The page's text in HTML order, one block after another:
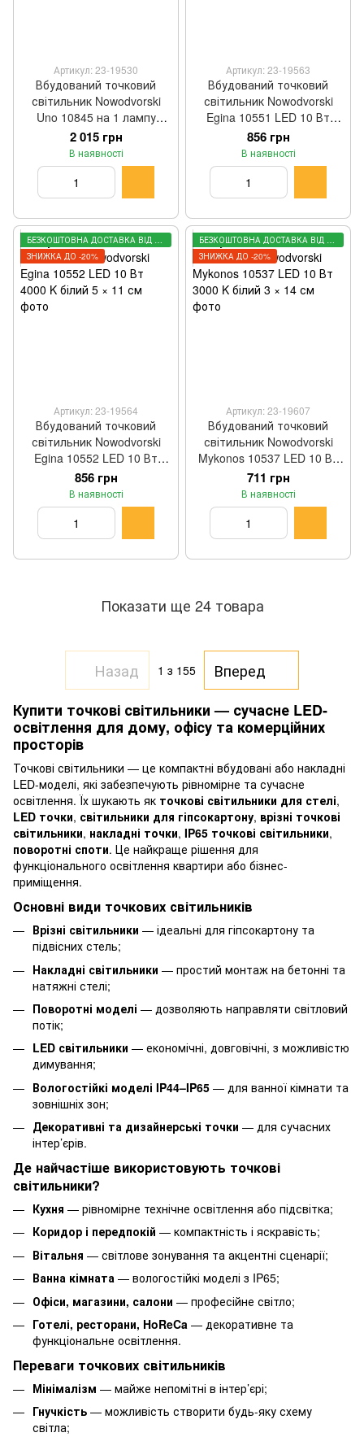
Артикул: 23-19530
Вбудований точковий
світильник Nowodvorski
Uno 10845 на 1 лампу
GX53 чорний 8 × 14,5 см
2 015 грн
В наявності
Артикул: 23-19563
Вбудований точковий
світильник Nowodvorski
Egina 10551 LED 10 Вт
3000 K білий 5 × 11 см
856 грн
В наявності
БЕЗКОШТОВНА ДОСТАВКА ВІД 3000 ГРН
ЗНИЖКА ДО -20%
Артикул: 23-19564
Вбудований точковий
світильник Nowodvorski
Egina 10552 LED 10 Вт
4000 K білий 5 × 11 см
856 грн
В наявності
БЕЗКОШТОВНА ДОСТАВКА ВІД 3000 ГРН
ЗНИЖКА ДО -20%
Артикул: 23-19607
Вбудований точковий
світильник Nowodvorski
Mykonos 10537 LED 10 Вт
3000 K білий 3 × 14 см
711 грн
В наявності
Показати ще 24 товара
Назад 1 з 155
Вперед
Купити точкові світильники — сучасне LED-
освітлення для дому, офісу та комерційних
просторів
Точкові світильники — це компактні вбудовані або накладні
LED-моделі, які забезпечують рівномірне та сучасне
освітлення. Їх шукають як точкові світильники для стелі,
LED точки, світильники для гіпсокартону, врізні точкові
світильники, накладні точки, IP65 точкові світильники,
поворотні споти. Це найкраще рішення для
функціонального освітлення квартири або бізнес-
приміщення.
Основні види точкових світильників
Врізні світильники — ідеальні для гіпсокартону та
підвісних стель;
Накладні світильники — простий монтаж на бетонні та
натяжні стелі;
Поворотні моделі — дозволяють направляти світловий
потік;
LED світильники — економічні, довговічні, з можливістю
димування;
Вологостійкі моделі IP44–IP65 — для ванної кімнати та
зовнішніх зон;
Декоративні та дизайнерські точки — для сучасних
інтер’єрів.
Де найчастіше використовують точкові
світильники?
Кухня — рівномірне технічне освітлення або підсвітка;
Коридор і передпокій — компактність і яскравість;
Вітальня — світлове зонування та акцентні сценарії;
Ванна кімната — вологостійкі моделі з IP65;
Офіси, магазини, салони — професійне світло;
Готелі, ресторани, HoReCa — декоративне та
функціональне освітлення.
Переваги точкових світильників
Мінімалізм — майже непомітні в інтер’єрі;
Гнучкість — можливість створити будь-яку схему
світла;